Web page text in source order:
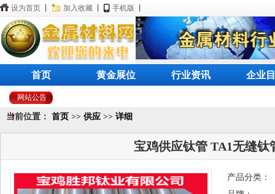
设为首页 加入收藏 手机版
首页 黄金展位 行业资讯 企业
网站公告
当前位置： 首页 >> 供应 >> 详细
宝鸡供应钛管 TA1无缝钛
产品分类：